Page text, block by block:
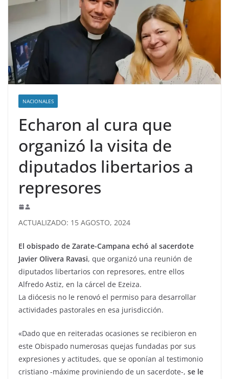
NACIONALES
Echaron al cura que
organizó la visita de
diputados libertarios a
represores
ACTUALIZADO: 15 AGOSTO, 2024
El obispado de Zarate-Campana echó al sacerdote
Javier Olivera Ravasi, que organizó una reunión de
diputados libertarios con represores, entre ellos
Alfredo Astiz, en la cárcel de Ezeiza.
La diócesis no le renovó el permiso para desarrollar
actividades pastorales en esa jurisdicción.
«Dado que en reiteradas ocasiones se recibieron en
este Obispado numerosas quejas fundadas por sus
expresiones y actitudes, que se oponían al testimonio
cristiano -máxime proviniendo de un sacerdote-, se le